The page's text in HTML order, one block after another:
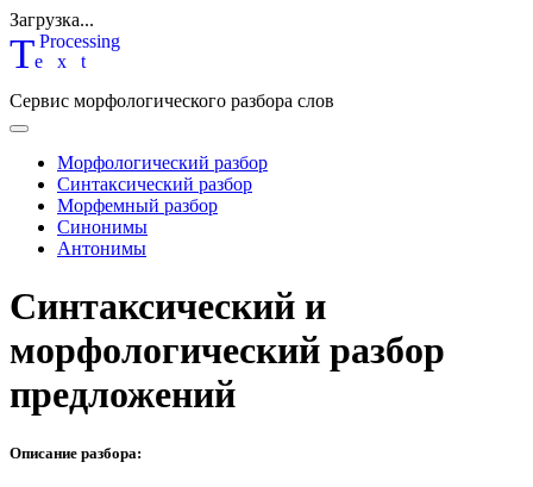
Загрузка...
Text
Processing
Сервис морфологического разбора слов
Морфологический разбор
Синтаксический разбор
Морфемный разбор
Синонимы
Антонимы
Синтаксический и
морфологический разбор
предложений
Описание разбора: